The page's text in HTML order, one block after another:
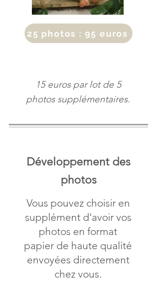
25 photos : 95 euros
15 euros par lot de 5
photos supplémentaires.
Développement des
photos
Vous pouvez choisir en
supplément d'avoir vos
photos en format
papier de haute qualité
envoyées directement
chez vous.